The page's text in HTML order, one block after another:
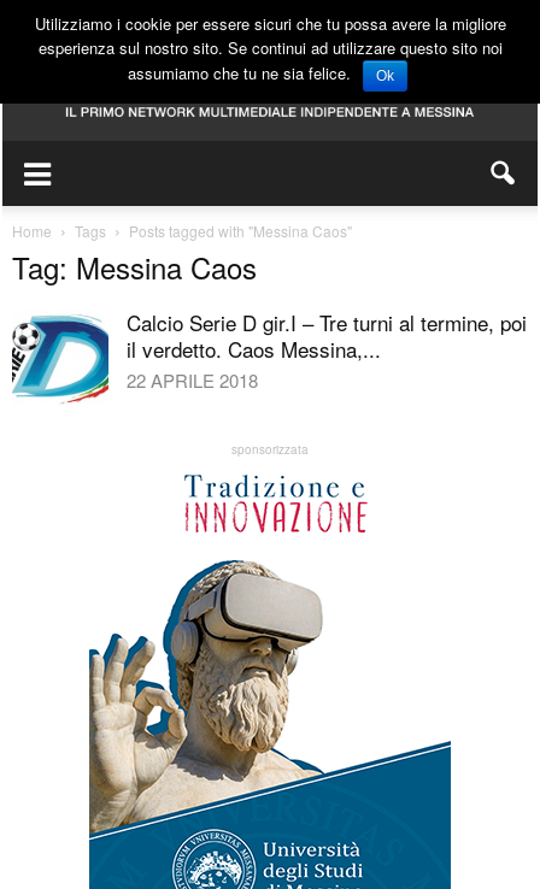
Home Tags Posts tagged with "Messina Caos"
Tag: Messina Caos
Calcio Serie D gir.I – Tre turni al termine, poi
il verdetto. Caos Messina,...
22 APRILE 2018
sponsorizzata
Utilizziamo i cookie per essere sicuri che tu possa avere la migliore
esperienza sul nostro sito. Se continui ad utilizzare questo sito noi
assumiamo che tu ne sia felice.
Ok